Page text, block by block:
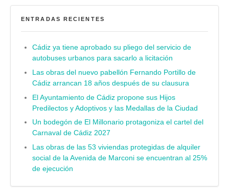
ENTRADAS RECIENTES
Cádiz ya tiene aprobado su pliego del servicio de
autobuses urbanos para sacarlo a licitación
Las obras del nuevo pabellón Fernando Portillo de
Cádiz arrancan 18 años después de su clausura
El Ayuntamiento de Cádiz propone sus Hijos
Predilectos y Adoptivos y las Medallas de la Ciudad
Un bodegón de El Millonario protagoniza el cartel del
Carnaval de Cádiz 2027
Las obras de las 53 viviendas protegidas de alquiler
social de la Avenida de Marconi se encuentran al 25%
de ejecución